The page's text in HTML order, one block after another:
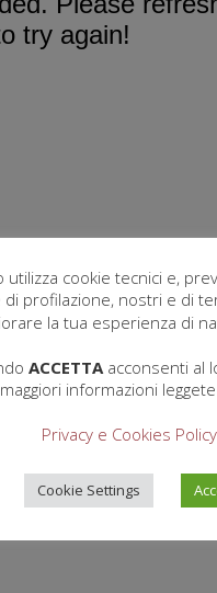
utilizza cookie tecnici e,
di profilazione, nostri e di
la tua esperienza di
ACCETTAacconsenti al
informazioni
Privacy e Cookies Policy
Cookie Settings